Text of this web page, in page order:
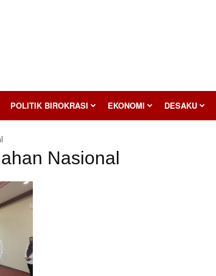
POLITIK BIROKRASI EKONOMI DESAKU
Nasional